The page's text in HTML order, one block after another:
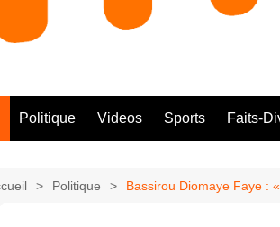
Politique Videos Sports Faits-
Politique Bassirou Diomaye Faye :